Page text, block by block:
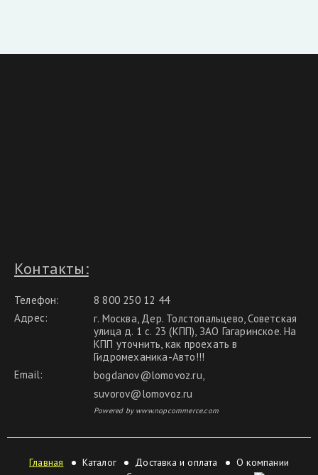
Контакты:
Телефон:
8 800 250 12 44
Адрес:
г. Москва, Дер. Толстопальцево, Советская
улица д. 1 с. 23 (КПП), ЗАО Гагаринское. На
КПП уточнить, как проехать в
Гидромеханика-Авто!!!
Email:
bogdanov@lomovoz.ru,
suvorov@lomovoz.ru
Powered by www.nopcommerce.com
Главная Каталог Доставка и оплата
О компании